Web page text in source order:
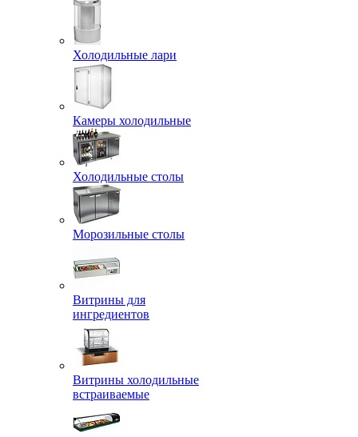
Холодильные лари
Камеры холодильные
Холодильные столы
Морозильные столы
Витрины для
ингредиентов
Витрины холодильные
встраиваемые